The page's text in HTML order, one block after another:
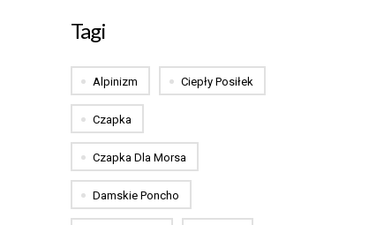
Tagi
Alpinizm Ciepły Posiłek
Czapka
Czapka Dla Morsa
Damskie Poncho